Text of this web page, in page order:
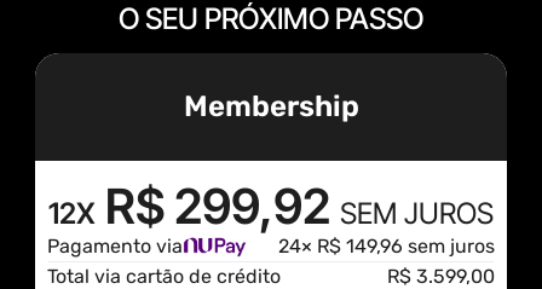
O SEU PRÓXIMO PASSO
Membership
12X R$ 299,92 SEM JUROS
Pagamento via
24× R$ 149,96 sem juros
Total via cartão de crédito
R$ 3.599,00